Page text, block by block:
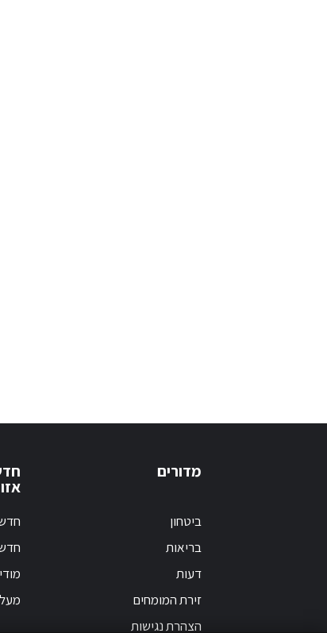
מדורים
ביטחון
בריאות
דעות
זירת המומחים
הצהרת נגישות